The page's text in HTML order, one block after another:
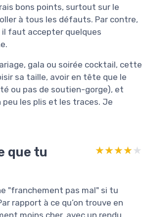
bons points, surtout sur le
à tous les défauts. Par contre,
il faut accepter quelques
gala ou soirée cocktail, cette
sa taille, avoir en tête que le
ou pas de soutien-gorge), et
les plis et les traces. Je
que tu
★★★★★
★★★★★
"franchement pas mal" si tu
rapport à ce qu’on trouve en
moins cher, avec un rendu